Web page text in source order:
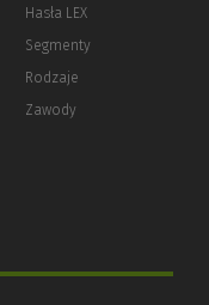
Hasła LEX
Segmenty
Rodzaje
Zawody